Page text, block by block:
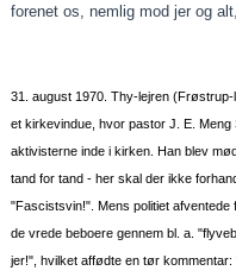
forenet os, nemlig mod jer og
31. august 1970. Thy-lejren
et kirkevindue, hvor pastor J. E.
aktivisterne inde i kirken. Han blev
tand for tand - her skal der ikke
"Fascistsvin!". Mens politiet
de vrede beboere gennem bl. a.
jer!", hvilket affødte en tør